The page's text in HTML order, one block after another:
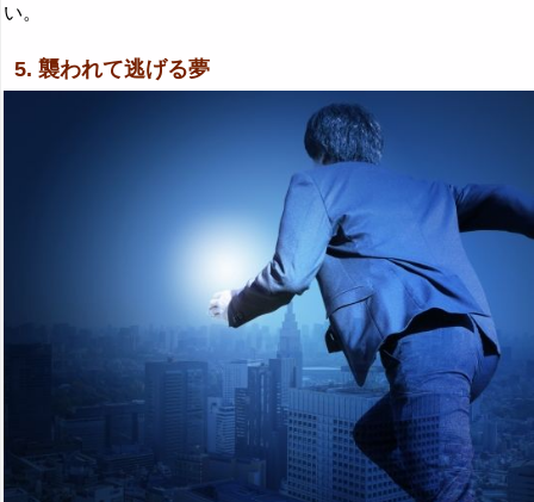
い。
5. 襲われて逃げる夢